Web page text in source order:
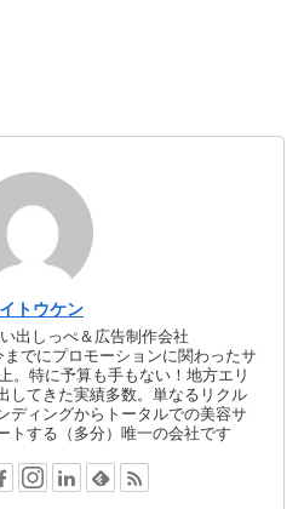
トウケン
出しっぺ＆広告制作会社
でにプロモーションに関わったサ
。特に予算も手もない！地方エリ
してきた実績多数。単なるリクル
ディングからトータルでの美容サ
トする（多分）唯一の会社です